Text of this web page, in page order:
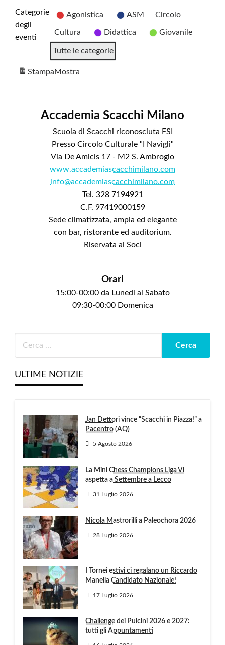
Categorie
degli
eventi
Agonistica ASM Circolo
Cultura Didattica Giovanile
Tutte le categorie
StampaMostra
Accademia Scacchi Milano
Scuola di Scacchi riconosciuta FSI
Presso Circolo Culturale "I Navigli"
Via De Amicis 17 - M2 S. Ambrogio
www.accademiascacchimilano.com
info@accademiascacchimilano.com
Tel. 328 7194921
C.F. 97419000159
Sede climatizzata, ampia ed elegante
con bar, ristorante ed auditorium.
Riservata ai Soci
Orari
15:00-00:00 da Lunedì al Sabato
09:30-00:00 Domenica
ULTIME NOTIZIE
Jan Dettori vince “Scacchi in Piazza!” a
Pacentro (AQ)
5 Agosto 2026
La Mini Chess Champions Liga Vi
aspetta a Settembre a Lecco
31 Luglio 2026
Nicola Mastrorilli a Paleochora 2026
28 Luglio 2026
I Tornei estivi ci regalano un Riccardo
Manella Candidato Nazionale!
17 Luglio 2026
Challenge dei Pulcini 2026 e 2027:
tutti gli Appuntamenti